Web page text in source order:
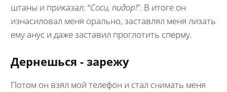
штаны и приказал: “Соси, пидор!”. В итоге он
изнасиловал меня орально, заставлял меня лизать
ему анус и даже заставил проглотить сперму.
Дернешься - зарежу
Потом он взял мой телефон и стал снимать меня